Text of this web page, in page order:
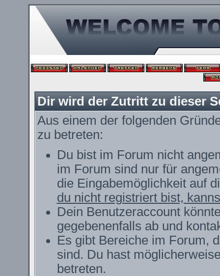
Dir wird der Zutritt zu dieser
Aus einem der folgenden
zu betreten:
Du bist im Forum nicht
im Forum sind nur für
die Eingabemöglichkeit auf
du nicht registriert bist,
Dein Benutzeraccount
gegebenenfalls ab und
Es gibt Bereiche im Forum,
sind. Du hast
betreten.